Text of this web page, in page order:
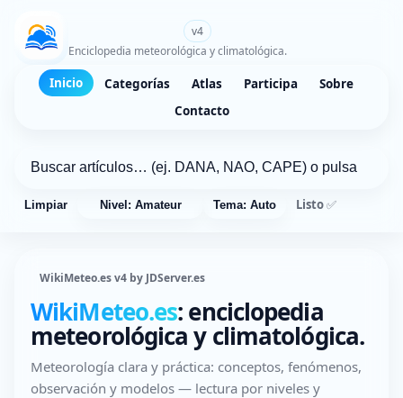
v4
Enciclopedia meteorológica y climatológica.
Inicio Categorías Atlas Participa
Sobre
Contacto
Limpiar Nivel: Amateur Tema: Auto Listo ✅
WikiMeteo.es v4 by JDServer.es
WikiMeteo.es: enciclopedia
meteorológica y climatológica.
Meteorología clara y práctica: conceptos, fenómenos,
observación y modelos — lectura por niveles y